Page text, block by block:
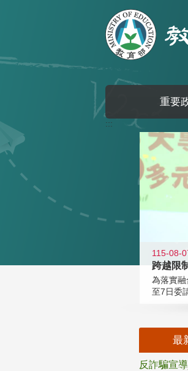
重要
:::
115-08-
為落實
至7日委
最
反詐騙宣